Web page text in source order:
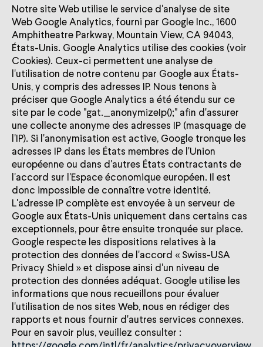
Notre site Web utilise le service d'analyse de site
Web Google Analytics, fourni par Google Inc., 1600
Amphitheatre Parkway, Mountain View, CA 94043,
États-Unis. Google Analytics utilise des cookies (voir
Cookies). Ceux-ci permettent une analyse de
l'utilisation de notre contenu par Google aux États-
Unis, y compris des adresses IP. Nous tenons à
préciser que Google Analytics a été étendu sur ce
site par le code "gat._anonymizeIp();" afin d'assurer
une collecte anonyme des adresses IP (masquage de
l'IP). Si l'anonymisation est active, Google tronque les
adresses IP dans les États membres de l'Union
européenne ou dans d'autres États contractants de
l'accord sur l'Espace économique européen. Il est
donc impossible de connaître votre identité.
L'adresse IP complète est envoyée à un serveur de
Google aux États-Unis uniquement dans certains cas
exceptionnels, pour être ensuite tronquée sur place.
Google respecte les dispositions relatives à la
protection des données de l'accord « Swiss-USA
Privacy Shield » et dispose ainsi d'un niveau de
protection des données adéquat. Google utilise les
informations que nous recueillons pour évaluer
l'utilisation de nos sites Web, nous en rédiger des
rapports et nous fournir d'autres services connexes.
Pour en savoir plus, veuillez consulter :